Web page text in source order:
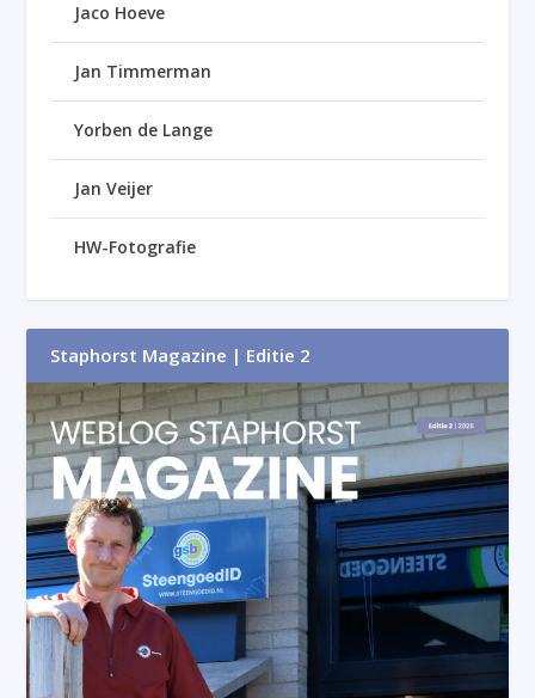
Jaco Hoeve
Jan Timmerman
Yorben de Lange
Jan Veijer
HW-Fotografie
Staphorst Magazine | Editie 2